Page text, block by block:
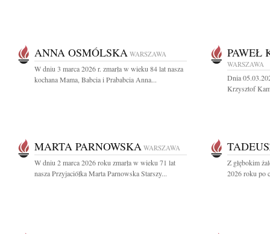
ANNA OSMÓLSKA WARSZAWA
W dniu 3 marca 2026 r. zmarła w wieku 84 lat nasza
kochana Mama, Babcia i Prababcia Anna...
PAWEŁ
WARSZAWA
Dnia
Krzysztof
MARTA PARNOWSKA WARSZAWA
W dniu 2 marca 2026 roku zmarła w wieku 71 lat
nasza Przyjaciółka Marta Parnowska Starszy...
Z głębokim
2026 roku po